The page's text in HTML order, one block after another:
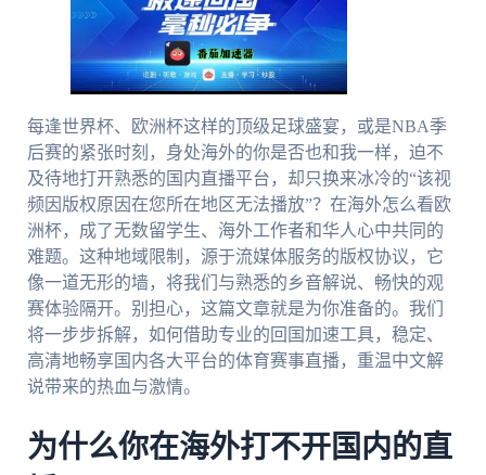
每逢世界杯、欧洲杯这样的顶级足球盛宴，或是NBA季
后赛的紧张时刻，身处海外的你是否也和我一样，迫不
及待地打开熟悉的国内直播平台，却只换来冰冷的“该视
频因版权原因在您所在地区无法播放”？在海外怎么看欧
洲杯，成了无数留学生、海外工作者和华人心中共同的
难题。这种地域限制，源于流媒体服务的版权协议，它
像一道无形的墙，将我们与熟悉的乡音解说、畅快的观
赛体验隔开。别担心，这篇文章就是为你准备的。我们
将一步步拆解，如何借助专业的回国加速工具，稳定、
高清地畅享国内各大平台的体育赛事直播，重温中文解
说带来的热血与激情。
为什么你在海外打不开国内的直